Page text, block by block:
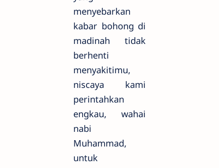
menyebarkan
kabar bohong di
madinah tidak
berhenti
menyakitimu,
niscaya kami
perintahkan
engkau, wahai
nabi
Muhammad,
untuk